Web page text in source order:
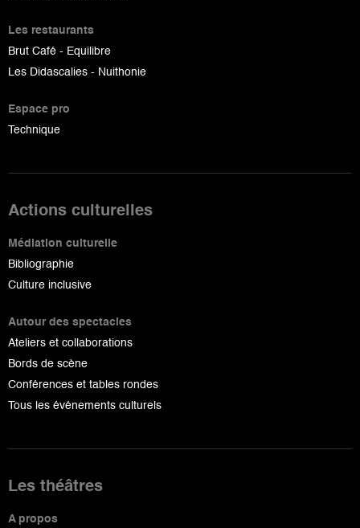
Les restaurants
Brut Café - Equilibre
Les Didascalies - Nuithonie
Espace pro
Technique
Actions culturelles
Médiation culturelle
Bibliographie
Culture inclusive
Autour des spectacles
Ateliers et collaborations
Bords de scène
Conférences et tables rondes
Tous les événements culturels
Les théâtres
A propos